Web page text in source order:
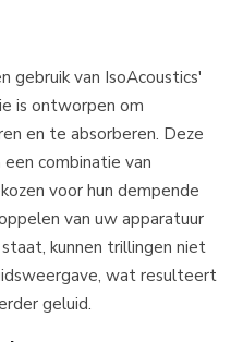
gebruik van IsoAcoustics'
is ontworpen om
en te absorberen. Deze
combinatie van
voor hun dempende
van uw apparatuur
kunnen trillingen niet
wat resulteert
geluid.